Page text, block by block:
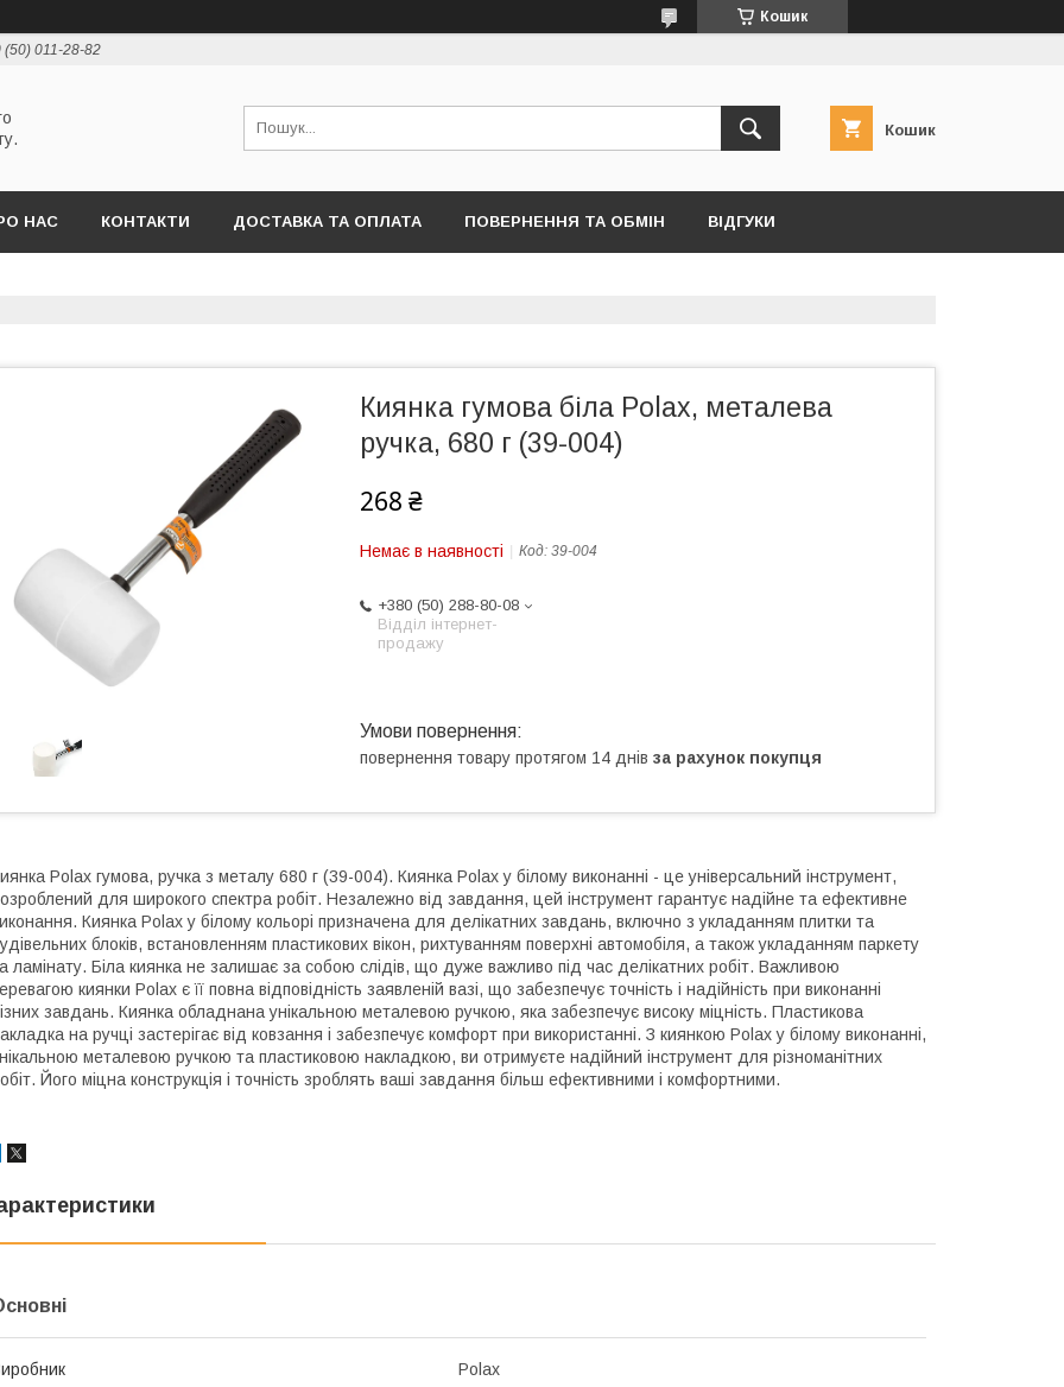
Кошик
(50) 011-28-82
Кошик
НАС КОНТАКТИ ДОСТАВКА ТА ОПЛАТА ПОВЕРНЕННЯ ТА ОБМІН ВІДГУКИ
Киянка гумова біла Polax, металева
ручка, 680 г (39-004)
268 ₴
Немає в наявності Код: 39-004
+380 (50) 288-80-08
Відділ інтернет-
продажу
повернення товару протягом 14 днів за рахунок покупця
Polax гумова, ручка з металу 680 г (39-004). Киянка Polax у білому виконанні - це універсальний інструмент,
для широкого спектра робіт. Незалежно від завдання, цей інструмент гарантує надійне та ефективне
Киянка Polax у білому кольорі призначена для делікатних завдань, включно з укладанням плитки та
блоків, встановленням пластикових вікон, рихтуванням поверхні автомобіля, а також укладанням паркету
ламінату. Біла киянка не залишає за собою слідів, що дуже важливо під час делікатних робіт. Важливою
киянки Polax є її повна відповідність заявленій вазі, що забезпечує точність і надійність при виконанні
завдань. Киянка обладнана унікальною металевою ручкою, яка забезпечує високу міцність. Пластикова
на ручці застерігає від ковзання і забезпечує комфорт при використанні. З киянкою Polax у білому виконанні,
металевою ручкою та пластиковою накладкою, ви отримуєте надійний інструмент для різноманітних
Його міцна конструкція і точність зроблять ваші завдання більш ефективними і комфортними.
Polax